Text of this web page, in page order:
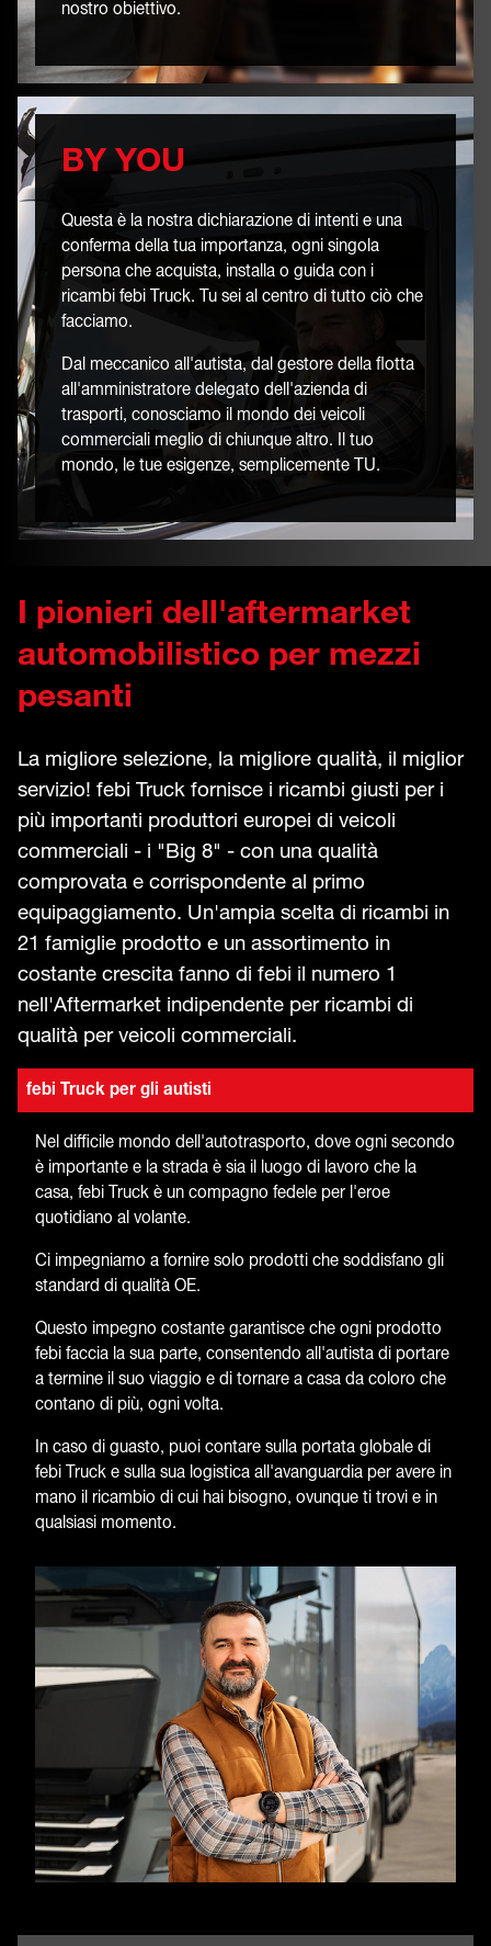
nostro obiettivo.
BY YOU
Questa è la nostra dichiarazione di intenti e una
conferma della tua importanza, ogni singola
persona che acquista, installa o guida con i
ricambi febi Truck. Tu sei al centro di tutto ciò che
facciamo.
Dal meccanico all'autista, dal gestore della flotta
all'amministratore delegato dell'azienda di
trasporti, conosciamo il mondo dei veicoli
commerciali meglio di chiunque altro. Il tuo
mondo, le tue esigenze, semplicemente TU.
I pionieri dell'aftermarket
automobilistico per mezzi
pesanti
La migliore selezione, la migliore qualità, il miglior
servizio! febi Truck fornisce i ricambi giusti per i
più importanti produttori europei di veicoli
commerciali - i "Big 8" - con una qualità
comprovata e corrispondente al primo
equipaggiamento. Un'ampia scelta di ricambi in
21 famiglie prodotto e un assortimento in
costante crescita fanno di febi il numero 1
nell'Aftermarket indipendente per ricambi di
qualità per veicoli commerciali.
febi Truck per gli autisti
Nel difficile mondo dell'autotrasporto, dove ogni secondo
è importante e la strada è sia il luogo di lavoro che la
casa, febi Truck è un compagno fedele per l'eroe
quotidiano al volante.
Ci impegniamo a fornire solo prodotti che soddisfano gli
standard di qualità OE.
Questo impegno costante garantisce che ogni prodotto
febi faccia la sua parte, consentendo all'autista di portare
a termine il suo viaggio e di tornare a casa da coloro che
contano di più, ogni volta.
In caso di guasto, puoi contare sulla portata globale di
febi Truck e sulla sua logistica all'avanguardia per avere in
mano il ricambio di cui hai bisogno, ovunque ti trovi e in
qualsiasi momento.